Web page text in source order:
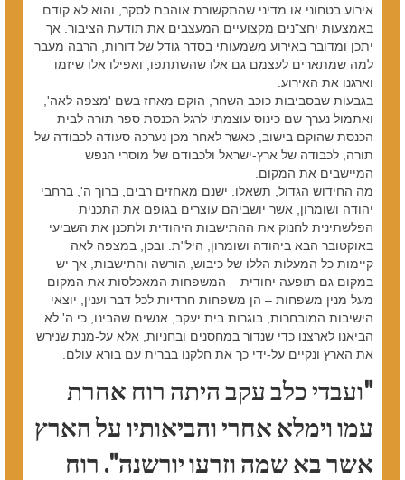
אירוע בטחוני או מדיני שהתקשורת אוהבת לסקר, והוא לא קודם
באמצעות יחצ"נים מקצועיים המעצבים את תודעת הציבור. אך
יתכן ומדובר באירוע משמעותי בסדר גודל של דורות, הרבה מעבר
למה שמתארים לעצמם גם אלו שהשתתפו, ואפילו אלו שיזמו
וארגנו את האירוע.
בגבעות שבסביבות כוכב השחר, הוקם מאחז בשם 'מצפה לאה',
ואתמול נערך שם כינוס עוצמתי לרגל הכנסת ספר תורה לבית
הכנסת שהוקם בישוב, כאשר לאחר מכן נערכה סעודה לכבודה של
תורה, לכבודה של ארץ-ישראל ולכבודם של מוסרי הנפש
המיישבים את המקום.
מה החידוש הגדול, תשאלו. ישנם מאחזים רבים, ברוך ה', ברחבי
יהודה ושומרון, אשר יושביהם עוצרים בגופם את התכנית
הפלשתינית לחנוק את ההתישבות היהודית ולתכנן את השביעי
באוקטובר הבא ביהודה ושומרון, היל"ת. ובכן, במצפה לאה
קיימות כל המעלות הללו של כיבוש, הורשה והתישבות, אך יש
במקום גם תופעה יחודית – המשפחות המאכלסות את המקום –
מעל מנין משפחות – הן משפחות חרדיות לכל דבר וענין, יוצאי
הישיבות המובחרות, בוגרות בית יעקב, אנשים שהבינו, כי ה' לא
הביאנו לארצנו כדי שנדור במחסנים ובחניות, אלא על-מנת שנירש
את הארץ ונקיים על-ידי כך את חלקנו בברית עם בורא עולם.
"ועבדי כלב עקב היתה רוח אחרת
עמו וימלא אחרי והביאותיו על הארץ
אשר בא שמה וזרעו יורשנה". רוח